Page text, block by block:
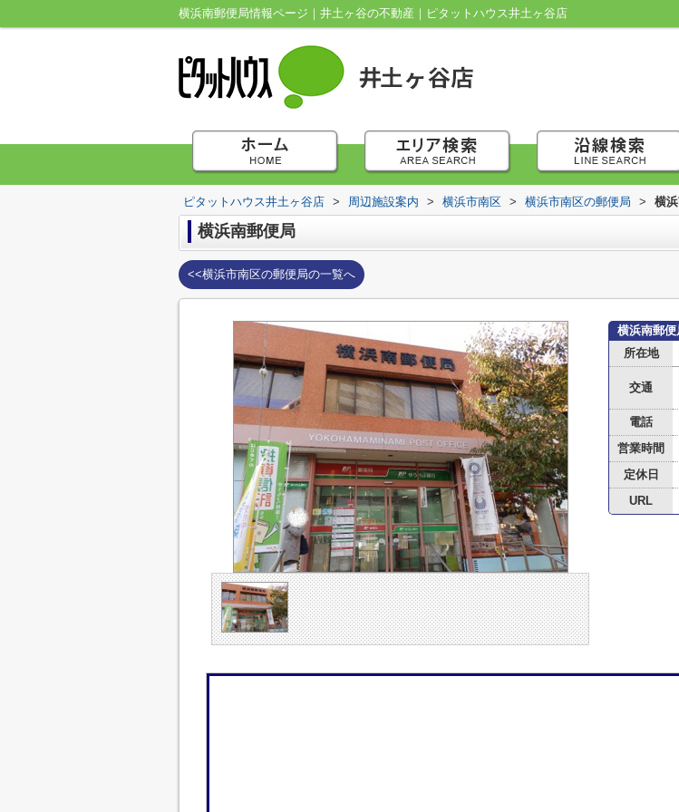
横浜南郵便局情報ページ｜井土ヶ谷の不動産｜ピタットハウス井土ヶ谷店
ピタットハウス井土ヶ谷店 > 周辺施設案内 > 横浜市南区 > 横浜市南区の郵便局 > 横
横浜南郵便局
<<横浜市南区の郵便局の一覧へ
横浜南郵
所在地
交通
電話
営業時間
定休日
URL